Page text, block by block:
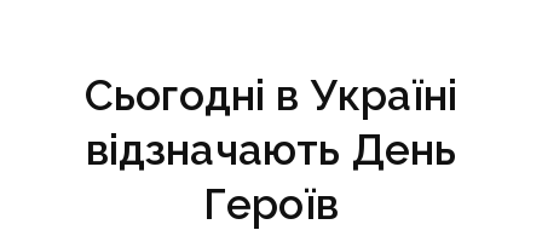
Сьогодні в Україні
відзначають День
Героїв